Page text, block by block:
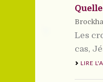
Les
cas,
LIRE